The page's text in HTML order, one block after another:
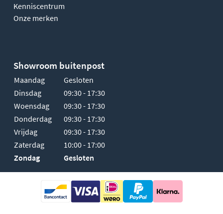
Kenniscentrum
Onze merken
Showroom buitenpost
Maandag
Gesloten
Dinsdag
09:30 - 17:30
Woensdag
09:30 - 17:30
Donderdag
09:30 - 17:30
Vrijdag
09:30 - 17:30
Zaterdag
10:00 - 17:00
Zondag
Gesloten